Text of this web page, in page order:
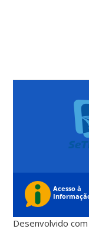
Desenvolvido